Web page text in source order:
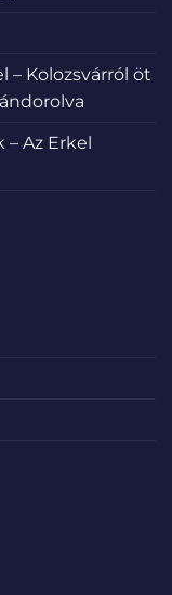
– Kolozsvárról öt
– Az Erkel